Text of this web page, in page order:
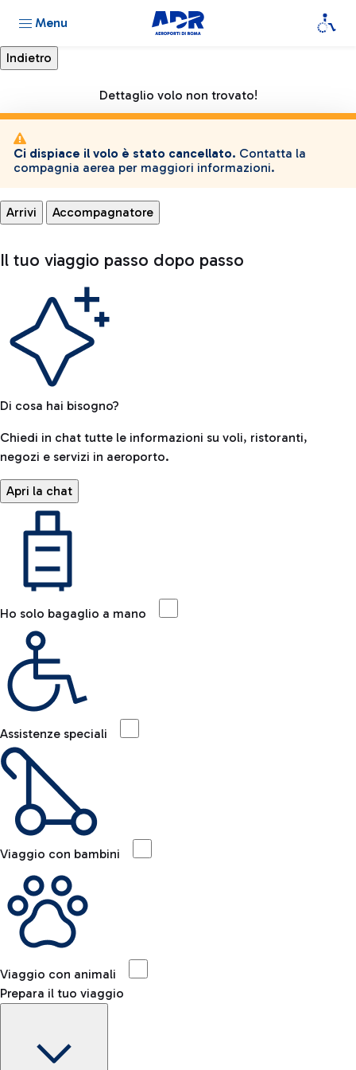
Menu
Dettaglio volo non trovato!
Ci dispiace il volo è stato cancellato. Contatta la
compagnia aerea per maggiori informazioni.
Arrivi Accompagnatore
Il tuo viaggio passo dopo passo
Di cosa hai bisogno?
Chiedi in chat tutte le informazioni su voli, ristoranti,
negozi e servizi in aeroporto.
Apri la chat
Ho solo bagaglio a mano
Assistenze speciali
Viaggio con bambini
Viaggio con animali
Prepara il tuo viaggio